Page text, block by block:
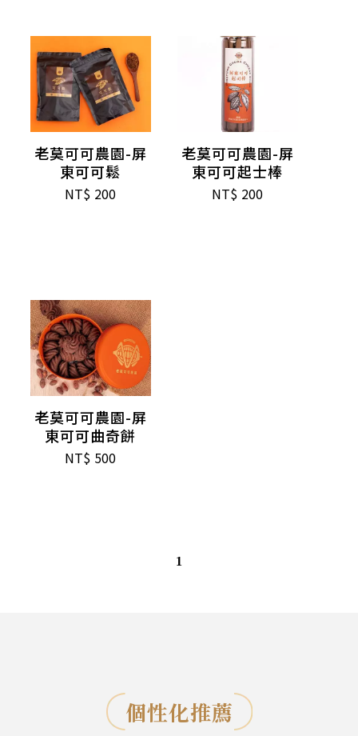
老莫可可農園-屏
東可可鬆
NT$ 200
老莫可可農園-屏
東可可起士棒
NT$ 200
老莫可可農園-屏
東可可曲奇餅
NT$ 500
1
個性化推薦